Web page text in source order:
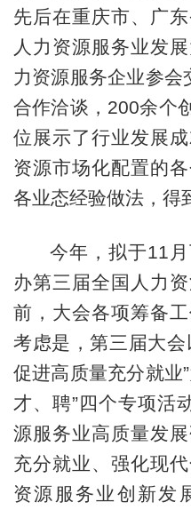
先后在重庆市、广
人力资源服务业发
力资源服务企业参会
合作洽谈，200余个
位展示了行业发展
资源市场化配置的
各业态经验做法，得
今年，拟于11
办第三届全国人力
前，大会各项筹备
考虑是，第三届大
促进高质量充分就业
才、聘”四个专项活
源服务业高质量发
充分就业、强化现
资源服务业创新发